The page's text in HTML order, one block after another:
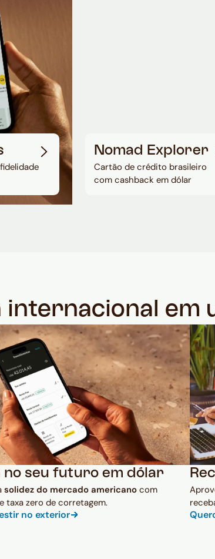
Nomad Explorer
Cartão de crédito brasileiro
com cashback em dólar
internacional em
no seu futuro em dólar
solidez do mercado americanocom
taxa zero de corretagem.
no exterior